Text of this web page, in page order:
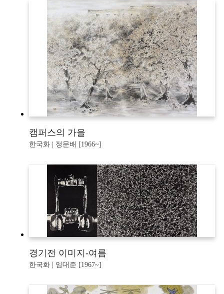
캠퍼스의 가을
한국화 | 정문배 [1966~]
경기전 이미지-여름
한국화 | 임대준 [1967~]